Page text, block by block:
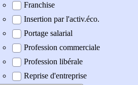
Franchise
Insertion par l'activ.éco.
Portage salarial
Profession commerciale
Profession libérale
Reprise d'entreprise